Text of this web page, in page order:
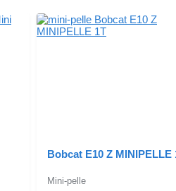
Bobcat E10 Z MINIPELLE
Mini-pelle